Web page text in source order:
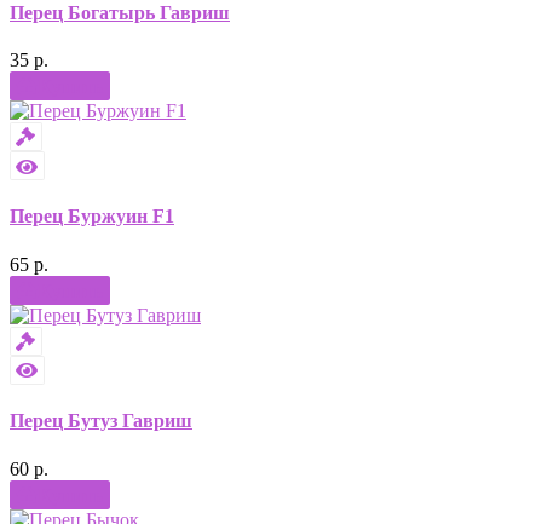
Перец Богатырь Гавриш
35 р.
Перец Буржуин F1
65 р.
Перец Бутуз Гавриш
60 р.